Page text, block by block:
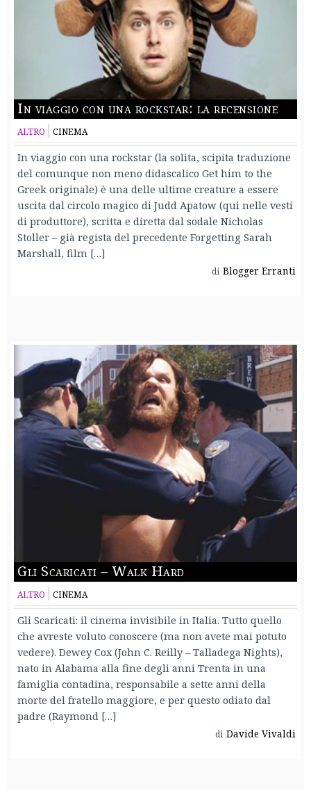
In viaggio con una rockstar: la recensione
ALTRO CINEMA
In viaggio con una rockstar (la solita, scipita traduzione
del comunque non meno didascalico Get him to the
Greek originale) è una delle ultime creature a essere
uscita dal circolo magico di Judd Apatow (qui nelle vesti
di produttore), scritta e diretta dal sodale Nicholas
Stoller – già regista del precedente Forgetting Sarah
Marshall, film […]
di Blogger Erranti
Gli Scaricati – Walk Hard
ALTRO CINEMA
Gli Scaricati: il cinema invisibile in Italia. Tutto quello
che avreste voluto conoscere (ma non avete mai potuto
vedere). Dewey Cox (John C. Reilly – Talladega Nights),
nato in Alabama alla fine degli anni Trenta in una
famiglia contadina, responsabile a sette anni della
morte del fratello maggiore, e per questo odiato dal
padre (Raymond […]
di Davide Vivaldi